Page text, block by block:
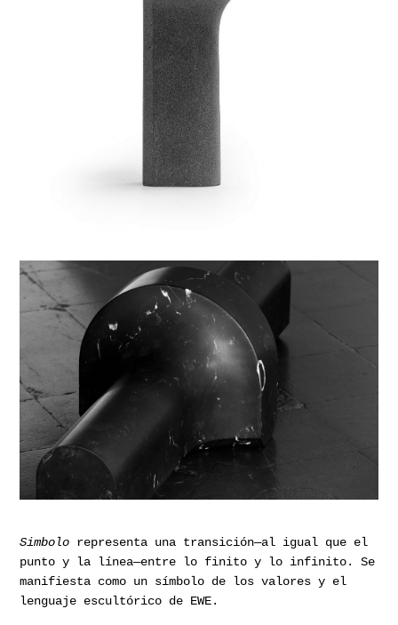
Simbolo representa una transición—al igual que el
punto y la línea—entre lo finito y lo infinito. Se
manifiesta como un símbolo de los valores y el
lenguaje escultórico de EWE.